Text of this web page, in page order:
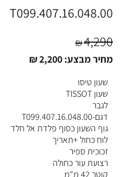
T099.407.16.048.00
₪4,290
מחיר מבצע: ₪2,200
שעון טיסו
שעון TISSOT
לגבר
דגם-T099.407.16.048.00
גוף השעון כסוף פלדת אל חלד
לוח כחול +תאריך
זכוכית ספיר
רצועת עור כחולה
קוטר 42 מ"מ